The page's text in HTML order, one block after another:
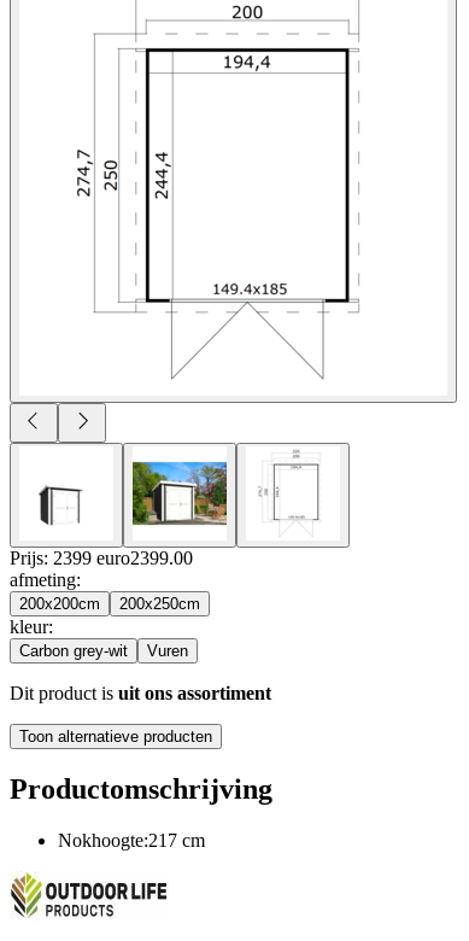
Prijs: 2399 euro2399.00
afmeting:
200x200cm 200x250cm
kleur:
Carbon grey-wit Vuren
Dit product is uit ons assortiment
Toon alternatieve producten
Productomschrijving
Nokhoogte:217 cm